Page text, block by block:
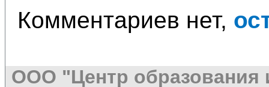
Комментариев нет,
ООО "Центр образования